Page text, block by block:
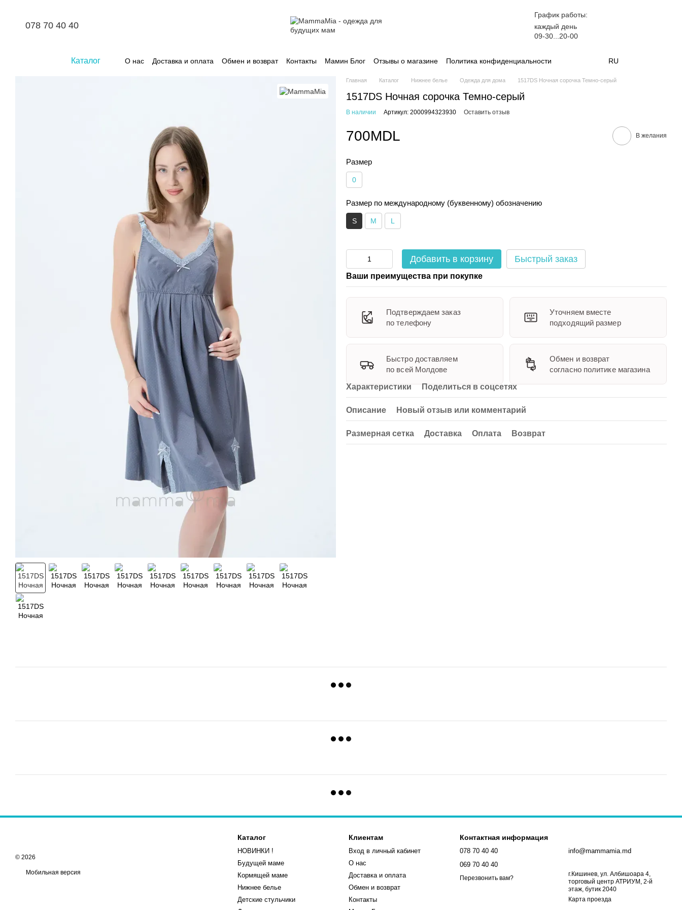
078 70 40 40
График работы:
каждый день
09-30...20-00
Каталог О нас Доставка и оплата Обмен и возврат Контакты Мамин Блог Отзывы о магазине Политика конфиденциальности RU
Главная Каталог Нижнее белье Одежда для дома 1517DS Ночная сорочка Темно-серый
1517DS Ночная сорочка Темно-серый
В наличии Артикул: 2000994323930 Оставить отзыв
700MDL В желания
Размер
0
Размер по международному (буквенному) обозначению
S M L
Добавить в корзину Быстрый заказ
Ваши преимущества при покупке
Подтверждаем заказ
по телефону
Уточняем вместе
подходящий размер
Быстро доставляем
по всей Молдове
Обмен и возврат
согласно политике магазина
Характеристики
Поделиться в соцсетях
Описание Новый отзыв или комментарий
Размерная сетка Доставка Оплата Возврат
© 2026
Мобильная версия
Каталог
НОВИНКИ !
Будущей маме
Кормящей маме
Нижнее белье
Детские стульчики
Клиентам
Вход в личный кабинет
О нас
Доставка и оплата
Обмен и возврат
Контакты
Контактная информация
078 70 40 40
069 70 40 40
Перезвонить вам?
info@mammamia.md
г.Кишинев, ул. Албишоара 4,
торговый центр АТРИУМ, 2-й
этаж, бутик 2040
Карта проезда